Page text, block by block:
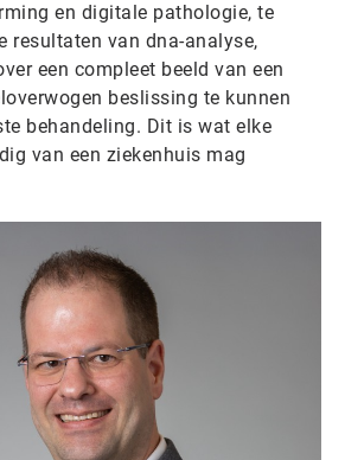
en digitale pathologie, te
resultaten van dna-analyse,
een compleet beeld van een
beslissing te kunnen
behandeling. Dit is wat elke
van een ziekenhuis mag